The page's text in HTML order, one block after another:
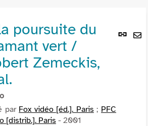
Lien
poursuite du
vert /
Zemeckis,
par Fox vidéo [éd.]. Paris ; PFC
[distrib.]. Paris - 2001